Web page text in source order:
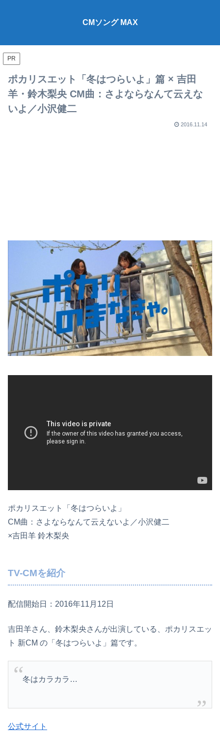
CMソング MAX
PR
ポカリスエット「冬はつらいよ」篇 × 吉田
羊・鈴木梨央 CM曲：さよならなんて云えな
いよ／小沢健二
2016.11.14
ポカリスエット「冬はつらいよ」
CM曲：さよならなんて云えないよ／小沢健二
×吉田羊 鈴木梨央
TV-CMを紹介
配信開始日：2016年11月12日
吉田羊さん、鈴木梨央さんが出演している、ポカリスエッ
ト 新CM の「冬はつらいよ」篇です。
冬はカラカラ…
公式サイト